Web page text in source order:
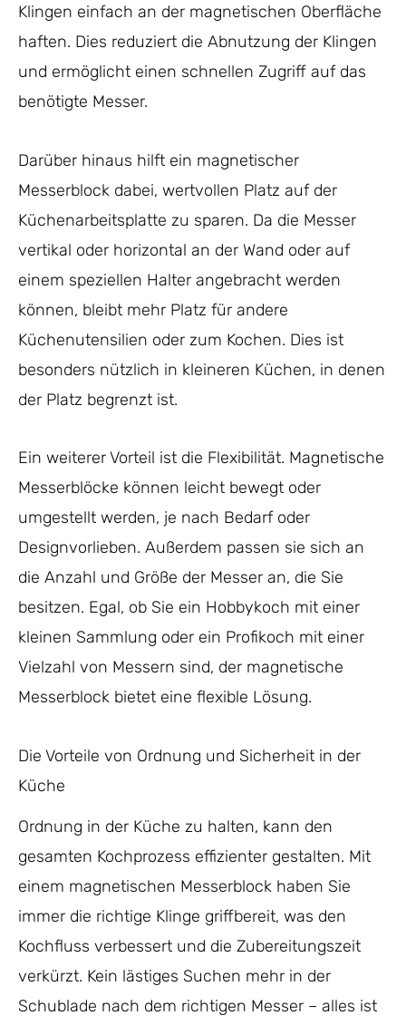
Klingen einfach an der magnetischen Oberfläche
haften. Dies reduziert die Abnutzung der Klingen
und ermöglicht einen schnellen Zugriff auf das
benötigte Messer.
Darüber hinaus hilft ein magnetischer
Messerblock dabei, wertvollen Platz auf der
Küchenarbeitsplatte zu sparen. Da die Messer
vertikal oder horizontal an der Wand oder auf
einem speziellen Halter angebracht werden
können, bleibt mehr Platz für andere
Küchenutensilien oder zum Kochen. Dies ist
besonders nützlich in kleineren Küchen, in denen
der Platz begrenzt ist.
Ein weiterer Vorteil ist die Flexibilität. Magnetische
Messerblöcke können leicht bewegt oder
umgestellt werden, je nach Bedarf oder
Designvorlieben. Außerdem passen sie sich an
die Anzahl und Größe der Messer an, die Sie
besitzen. Egal, ob Sie ein Hobbykoch mit einer
kleinen Sammlung oder ein Profikoch mit einer
Vielzahl von Messern sind, der magnetische
Messerblock bietet eine flexible Lösung.
Die Vorteile von Ordnung und Sicherheit in der
Küche
Ordnung in der Küche zu halten, kann den
gesamten Kochprozess effizienter gestalten. Mit
einem magnetischen Messerblock haben Sie
immer die richtige Klinge griffbereit, was den
Kochfluss verbessert und die Zubereitungszeit
verkürzt. Kein lästiges Suchen mehr in der
Schublade nach dem richtigen Messer – alles ist